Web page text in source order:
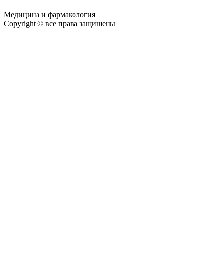
Медицина и фармакология
Copyright © все права защишены